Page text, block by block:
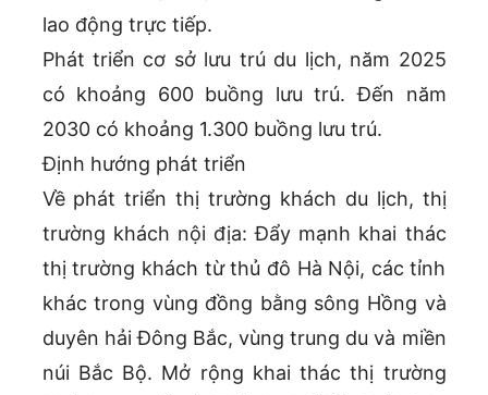
lao động trực tiếp.
Phát triển cơ sở lưu trú du lịch, năm 2025
có khoảng 600 buồng lưu trú. Đến năm
2030 có khoảng 1.300 buồng lưu trú.
Định hướng phát triển
Về phát triển thị trường khách du lịch, thị
trường khách nội địa: Đẩy mạnh khai thác
thị trường khách từ thủ đô Hà Nội, các tỉnh
khác trong vùng đồng bằng sông Hồng và
duyên hải Đông Bắc, vùng trung du và miền
núi Bắc Bộ. Mở rộng khai thác thị trường